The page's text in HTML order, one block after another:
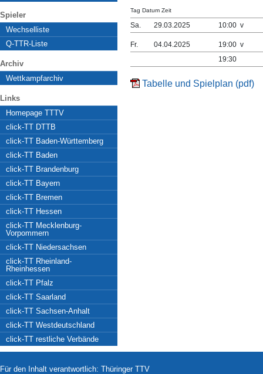
Spieler
Wechselliste
Q-TTR-Liste
Archiv
Wettkampfarchiv
Links
Homepage TTTV
click-TT DTTB
click-TT Baden-Württemberg
click-TT Baden
click-TT Brandenburg
click-TT Bayern
click-TT Bremen
click-TT Hessen
click-TT Mecklenburg-
Vorpommern
click-TT Niedersachsen
click-TT Rheinland-
Rheinhessen
click-TT Pfalz
click-TT Saarland
click-TT Sachsen-Anhalt
click-TT Westdeutschland
click-TT restliche Verbände
Tag Datum Zeit
Sa. 29.03.2025 10:00 v
Fr. 04.04.2025
19:00 v
19:30
Tabelle und Spielplan (pdf)
Für den Inhalt verantwortlich: Thüringer TTV